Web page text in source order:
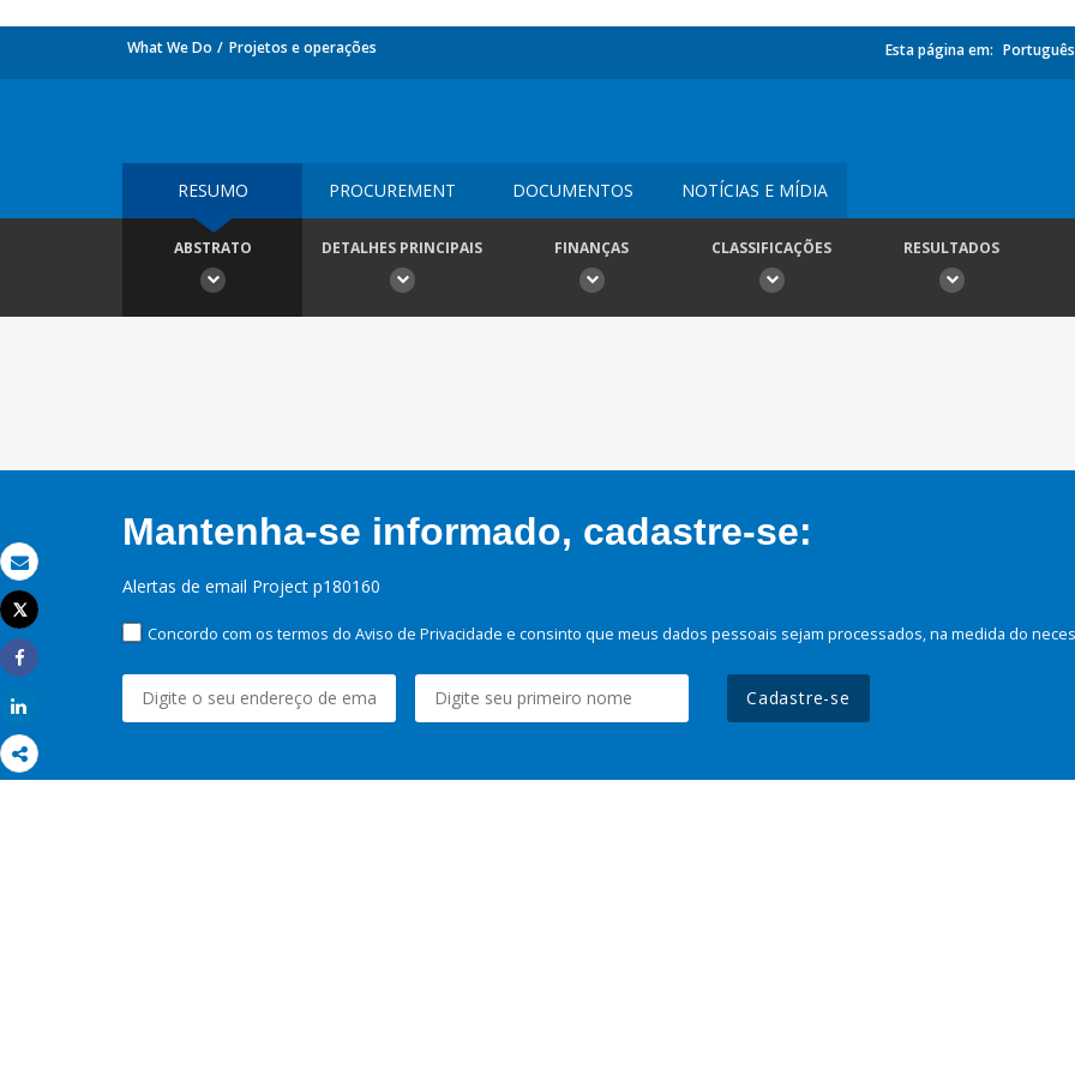
Email
Imprimir
Tweet
Share
What We Do Projetos e operações Esta página em: Português
RESUMO PROCUREMENT DOCUMENTOS NOTÍCIAS E MÍDIA
ABSTRATO DETALHES PRINCIPAIS FINANÇAS CLASSIFICAÇÕES RESULTADOS
Mantenha-se informado, cadastre-se:
Alertas de email Project p180160
Concordo com os termos do Aviso de Privacidade e consinto que meus dados pessoais sejam processados, na medida do
Cadastre-se